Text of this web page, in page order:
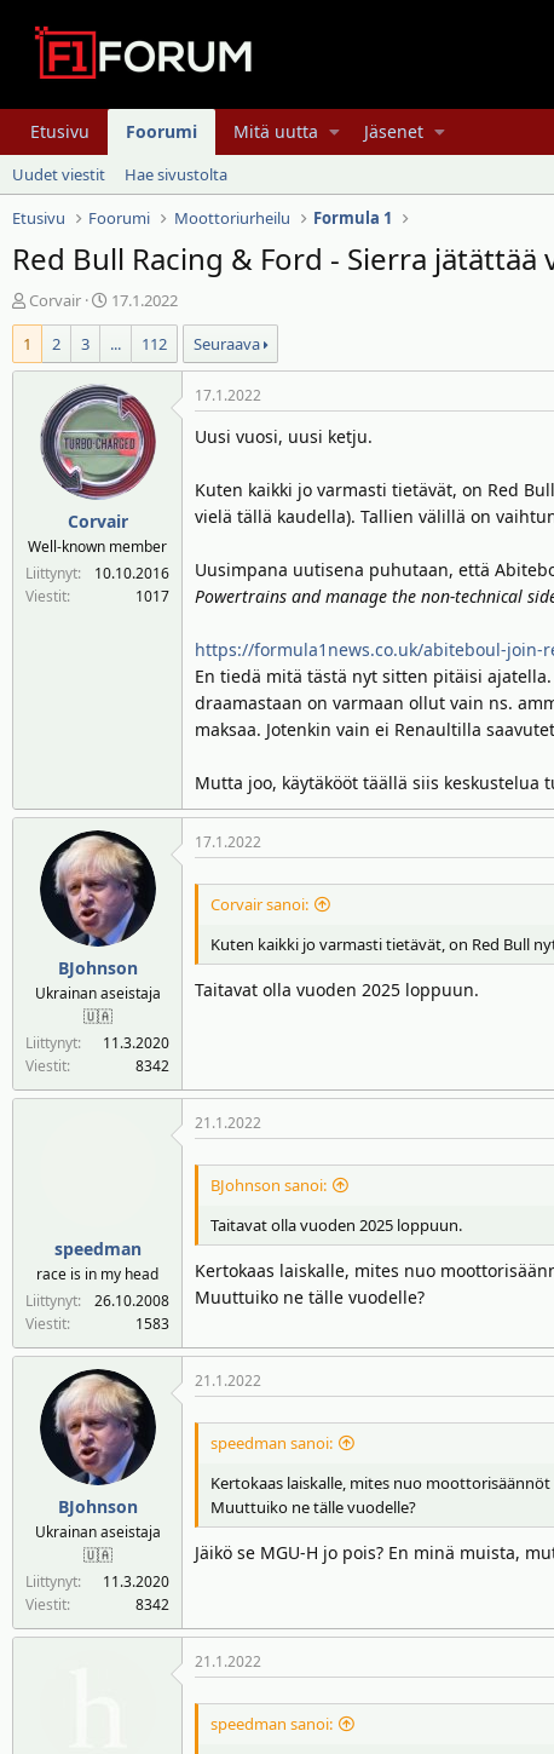
Etusivu Foorumi Mitä uutta Jäsenet
Uudet viestit
Hae sivustolta
Etusivu
Foorumi Moottoriurheilu Formula 1
Red Bull Racing & Ford - Sierra jätättää
V
i
e
s
u
n
a
Corvair
A
l
o
i
t
u
s
p
ä
i
v
ä
17.1.2022
1
2 3 ... 112 Seuraava
Corvair
Well-known member
Liittynyt
10.10.2016
Viestit
1017
17.1.2022
Uusi vuosi, uusi ketju.
Kuten kaikki jo varmasti tietävät, on Red
vielä tällä kaudella). Tallien välillä on
Uusimpana uutisena puhutaan, että
Powertrains and manage the non-technical
https://formula1news.co.uk/abiteboul-
En tiedä mitä tästä nyt sitten pitäisi
draamastaan on varmaan ollut vain ns.
maksaa. Jotenkin vain ei Renaultilla
Mutta joo, käytäkööt täällä siis keskustelua
BJohnson
Ukrainan aseistaja
🇺🇦
Liittynyt
11.3.2020
Viestit
8342
17.1.2022
Corvair sanoi:
Kuten kaikki jo varmasti tietävät, on Red Bull
Taitavat olla vuoden 2025 loppuun.
speedman
race is in my head
Liittynyt
26.10.2008
Viestit
1583
21.1.2022
BJohnson sanoi:
Taitavat olla vuoden 2025 loppuun.
Kertokaas laiskalle, mites nuo
Muuttuiko ne tälle vuodelle?
BJohnson
Ukrainan aseistaja
🇺🇦
Liittynyt
11.3.2020
Viestit
8342
21.1.2022
speedman sanoi:
Kertokaas laiskalle, mites nuo
Muuttuiko ne tälle vuodelle?
Jäikö se MGU-H jo pois? En minä muista,
21.1.2022
speedman sanoi: